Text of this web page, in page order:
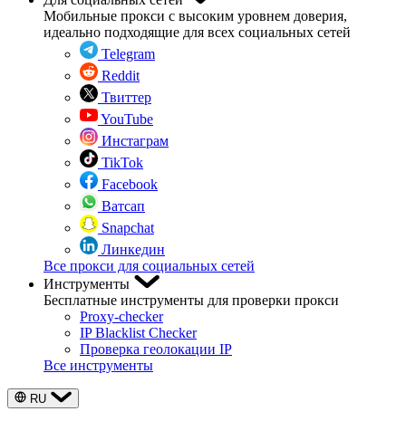
Мобильные прокси с высоким уровнем доверия,
идеально подходящие для всех социальных сетей
Telegram
Reddit
Твиттер
YouTube
Инстаграм
TikTok
Facebook
Ватсап
Snapchat
Линкедин
Все прокси для социальных сетей
Инструменты
Бесплатные инструменты для проверки прокси
Proxy-checker
IP Blacklist Checker
Проверка геолокации IP
Все инструменты
RU